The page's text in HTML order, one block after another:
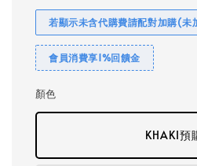
若顯示未含代購費請配對加購(未
會員消費享1%回饋金
顏色
KHAKI預